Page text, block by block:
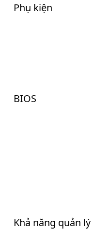
Phụ kiện
BIOS
Khả năng quản lý